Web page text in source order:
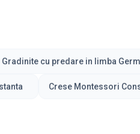
Gradinite cu predare in limba
Crese Montessori